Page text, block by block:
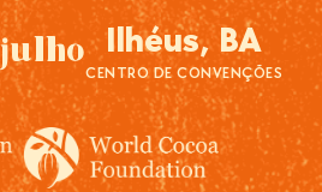
Ilhéus, BA
CENTRO DE CONVENÇÕES